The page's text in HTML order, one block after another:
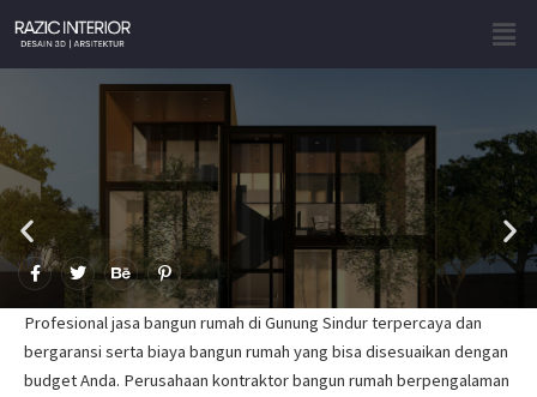
content
F
a
e
b
o
k
T
w
t
t
e
B
e
h
a
n
c
P
i
n
t
e
r
e
s
Profesional jasa bangun rumah di Gunung Sindur terpercaya dan
bergaransi serta biaya bangun rumah yang bisa disesuaikan dengan
budget Anda. Perusahaan kontraktor bangun rumah berpengalaman